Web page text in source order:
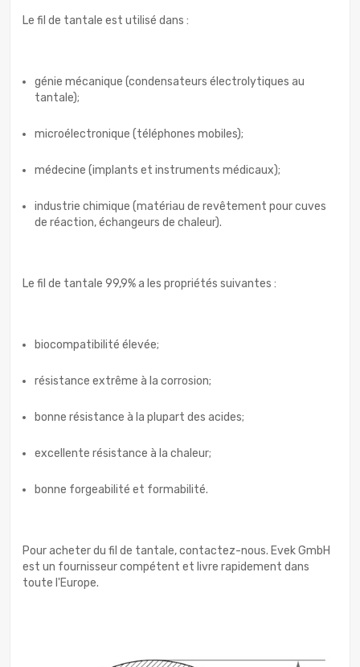
Le fil de tantale est utilisé dans :
génie mécanique (condensateurs électrolytiques au
tantale);
microélectronique (téléphones mobiles);
médecine (implants et instruments médicaux);
industrie chimique (matériau de revêtement pour cuves
de réaction, échangeurs de chaleur).
Le fil de tantale 99,9% a les propriétés suivantes :
biocompatibilité élevée;
résistance extrême à la corrosion;
bonne résistance à la plupart des acides;
excellente résistance à la chaleur;
bonne forgeabilité et formabilité.
Pour acheter du fil de tantale, contactez-nous. Evek GmbH
est un fournisseur compétent et livre rapidement dans
toute l'Europe.